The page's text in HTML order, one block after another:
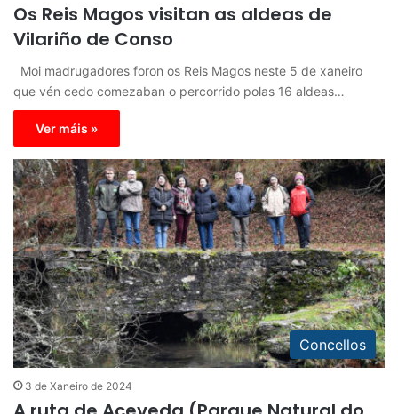
Os Reis Magos visitan as aldeas de
Vilariño de Conso
Moi madrugadores foron os Reis Magos neste 5 de xaneiro
que vén cedo comezaban o percorrido polas 16 aldeas…
Ver máis »
Concellos
3 de Xaneiro de 2024